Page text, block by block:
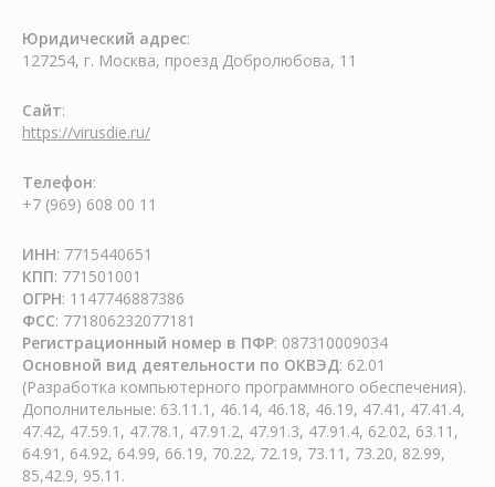
Юридический адрес:
127254, г. Москва, проезд Добролюбова, 11
Сайт:
https://virusdie.ru/
Телефон:
+7 (969) 608 00 11
ИНН: 7715440651
КПП: 771501001
ОГРН: 1147746887386
ФСС: 771806232077181
Регистрационный номер в ПФР: 087310009034
Основной вид деятельности по ОКВЭД: 62.01
(Разработка компьютерного программного обеспечения).
Дополнительные: 63.11.1, 46.14, 46.18, 46.19, 47.41, 47.41.4,
47.42, 47.59.1, 47.78.1, 47.91.2, 47.91.3, 47.91.4, 62.02, 63.11,
64.91, 64.92, 64.99, 66.19, 70.22, 72.19, 73.11, 73.20, 82.99,
85,42.9, 95.11.